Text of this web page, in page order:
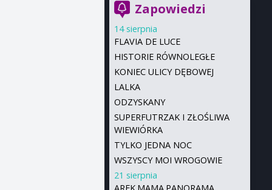
Zapowiedzi
14 sierpnia
FLAVIA DE LUCE
HISTORIE RÓWNOLEGŁE
KONIEC ULICY DĘBOWEJ
LALKA
ODZYSKANY
SUPERFUTRZAK I ZŁOŚLIWA
WIEWIÓRKA
TYLKO JEDNA NOC
WSZYSCY MOI WROGOWIE
21 sierpnia